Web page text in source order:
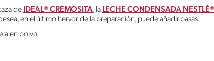
de IDEAL® CREMOSITA, la LECHE CONDENSADA NESTLÉ®
en el último hervor de la preparación, puede añadir pasas.
en polvo.